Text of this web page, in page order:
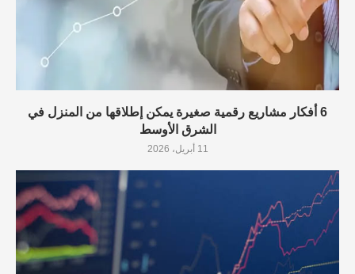
6 أفكار مشاريع رقمية صغيرة يمكن إطلاقها من المنزل في
الشرق الأوسط
11 أبريل، 2026